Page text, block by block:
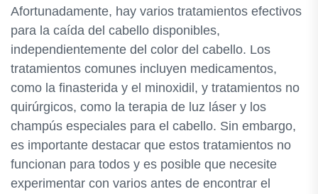
Afortunadamente, hay varios tratamientos efectivos
para la caída del cabello disponibles,
independientemente del color del cabello. Los
tratamientos comunes incluyen medicamentos,
como la finasterida y el minoxidil, y tratamientos no
quirúrgicos, como la terapia de luz láser y los
champús especiales para el cabello. Sin embargo,
es importante destacar que estos tratamientos no
funcionan para todos y es posible que necesite
experimentar con varios antes de encontrar el